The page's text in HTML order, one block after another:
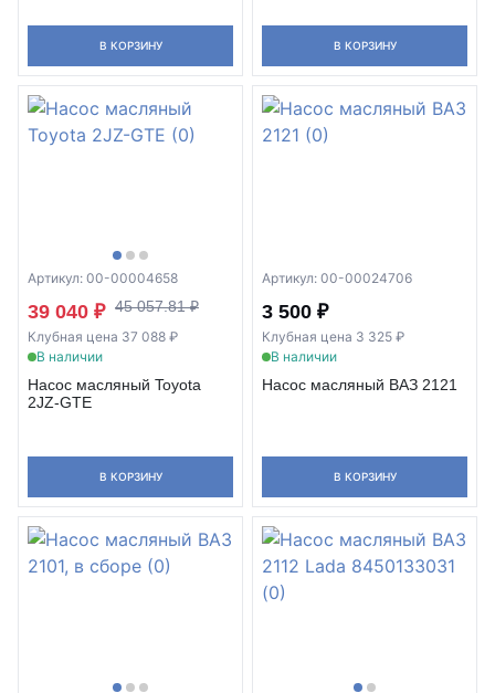
В КОРЗИНУ В КОРЗИНУ
Артикул: 00-00004658
39 040 ₽ 45 057.81 ₽
Клубная цена 37 088 ₽
В наличии
Насос масляный Toyota
2JZ-GTE
В КОРЗИНУ
Артикул: 00-00024706
3 500 ₽
Клубная цена 3 325 ₽
В наличии
Насос масляный ВАЗ 2121
В КОРЗИНУ